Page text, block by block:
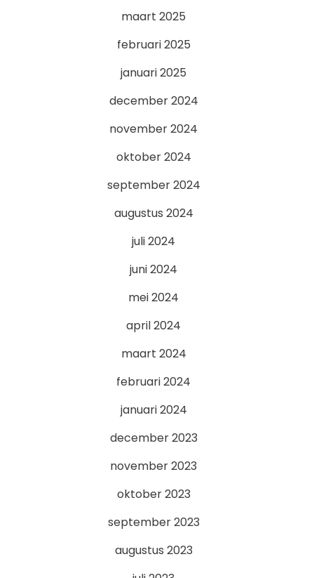
maart 2025
februari 2025
januari 2025
december 2024
november 2024
oktober 2024
september 2024
augustus 2024
juli 2024
juni 2024
mei 2024
april 2024
maart 2024
februari 2024
januari 2024
december 2023
november 2023
oktober 2023
september 2023
augustus 2023